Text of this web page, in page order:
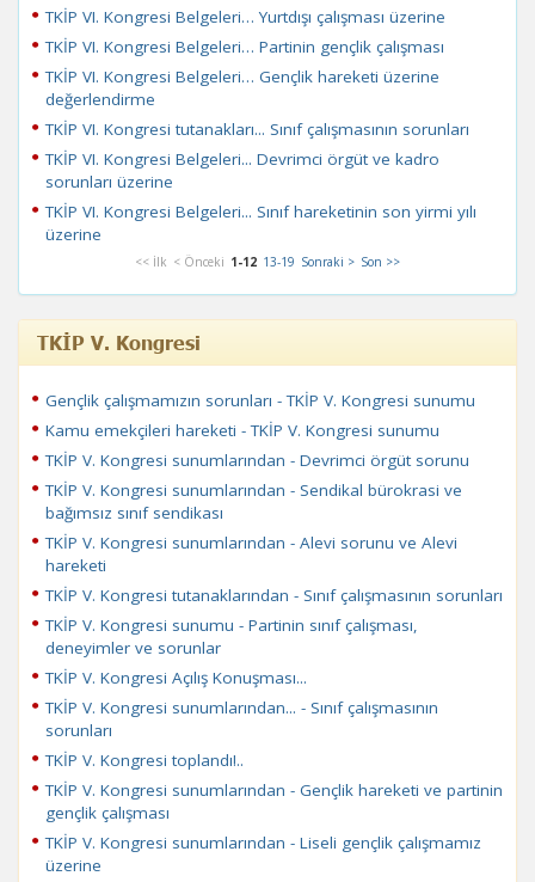
TKİP VI. Kongresi Belgeleri… Yurtdışı çalışması üzerine
TKİP VI. Kongresi Belgeleri… Partinin gençlik çalışması
TKİP VI. Kongresi Belgeleri… Gençlik hareketi üzerine
değerlendirme
TKİP VI. Kongresi tutanakları... Sınıf çalışmasının sorunları
TKİP VI. Kongresi Belgeleri... Devrimci örgüt ve kadro
sorunları üzerine
TKİP VI. Kongresi Belgeleri... Sınıf hareketinin son yirmi yılı
üzerine
<< İlk < Önceki 1-12 13-19 Sonraki > Son >>
TKİP V. Kongresi
Gençlik çalışmamızın sorunları - TKİP V. Kongresi sunumu
Kamu emekçileri hareketi - TKİP V. Kongresi sunumu
TKİP V. Kongresi sunumlarından - Devrimci örgüt sorunu
TKİP V. Kongresi sunumlarından - Sendikal bürokrasi ve
bağımsız sınıf sendikası
TKİP V. Kongresi sunumlarından - Alevi sorunu ve Alevi
hareketi
TKİP V. Kongresi tutanaklarından - Sınıf çalışmasının sorunları
TKİP V. Kongresi sunumu - Partinin sınıf çalışması,
deneyimler ve sorunlar
TKİP V. Kongresi Açılış Konuşması...
TKİP V. Kongresi sunumlarından... - Sınıf çalışmasının
sorunları
TKİP V. Kongresi toplandı!..
TKİP V. Kongresi sunumlarından - Gençlik hareketi ve partinin
gençlik çalışması
TKİP V. Kongresi sunumlarından - Liseli gençlik çalışmamız
üzerine